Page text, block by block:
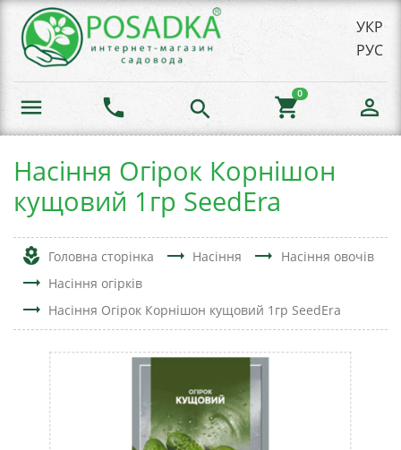
УКР
РУС
menu phone search shopping_cart
0
person_outline
Насіння Огірок Корнішон
кущовий 1гр SeedEra
local_florist Головна сторінка trending_flat Насіння trending_flat Насіння овочів
trending_flat Насіння огірків
trending_flat Насіння Огірок Корнішон кущовий 1гр SeedEra